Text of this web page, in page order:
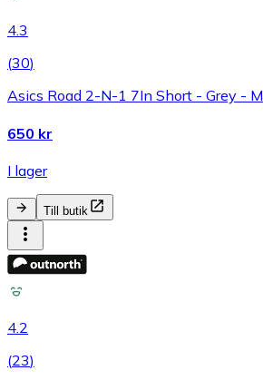
4.3
(30)
Asics Road 2-N-1 7In Short - Grey - M
650 kr
I lager
Till butik
4.2
(23)